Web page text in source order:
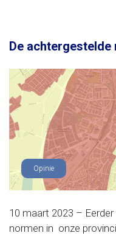
De achtergestelde
Opinie
10 maart 2023 –
normen in onze